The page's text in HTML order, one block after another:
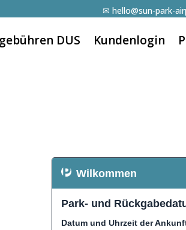
✉ hello@sun-park-
DUS Kundenlogin
Wilkommen
Park- und
Datum und Uhrzeit der